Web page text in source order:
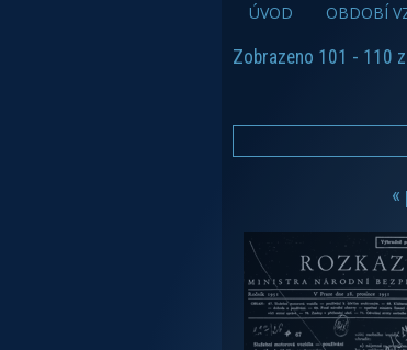
ÚVOD OBDOBÍ
Zobrazeno 101 - 110
«
zobrazit PDF